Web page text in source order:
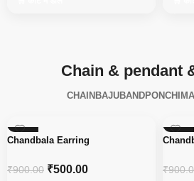
Chain & pendant
CHAIN BAJUBANDPONCHI
-44%
Chandbala Earring
₹900.00 ₹500.00
-44%
₹